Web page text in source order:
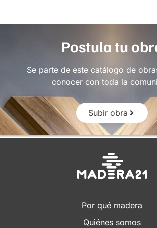
Postula tu
Se parte de este catálogo de
conocer con toda la
Subir obra
Por qué madera
Quiénes somos